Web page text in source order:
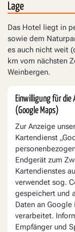
Lage
Das Hotel liegt in
sowie dem
es auch nicht weit
km vom nächsten
Weinbergen.
Einwilligung für
(Google Maps)
Zur Anzeige
Kartendienst
Endgerät zum
Kartendienstes
verwendet sog.
gespeichert und
Daten an
verarbeitet.
Empfänger und